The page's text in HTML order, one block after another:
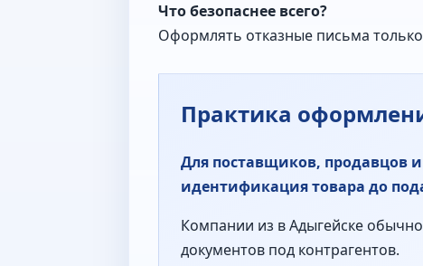
Что безопаснее всего?
Оформлять отказные письма
Практика
Для поставщиков, продавцов
идентификация товара до
Компании из в Адыгейске
документов под контрагентов.